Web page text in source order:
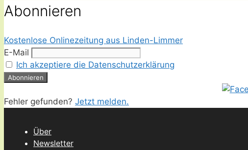
Abonnieren
Kostenlose Onlinezeitung aus Linden-Limmer
E-Mail
Ich akzeptiere die Datenschutzerklärung
Fehler gefunden? Jetzt melden.
Über
Newsletter